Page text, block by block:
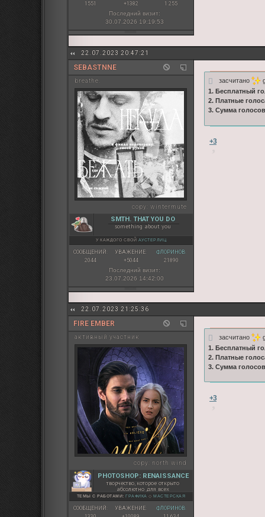
1551
+1382
1 255
Последний визит:
30.07.2026 19:19:53
22.07.2023 20:47:21
SEBASTNNE
breathe.
copy: wintermute
SMTH. THAT YOU DO
something about you
У КАЖДОГО СВОЙ АУСТЕРЛИЦ
СООБЩЕНИЙ:
2044
УВАЖЕНИЕ:
+5044
ФЛОРИНОВ:
21890
Последний визит:
23.07.2026 14:42:00
засчитано
1. Бесплатный
2. Платные
3. Сумма
+3
22.07.2023 21:25:36
FIRE EMBER
активный участник
copy: north wind
PHOTOSHOP: RENAISSANCE
творчество, которое открыто
абсолютно для всех
ТЕМЫ С РАБОТАМИ: ГРАФИКА ◇ МАСТЕРСКАЯ
СООБЩЕНИЙ:
УВАЖЕНИЕ:
ФЛОРИНОВ:
засчитано
1. Бесплатный
2. Платные
3. Сумма
+3